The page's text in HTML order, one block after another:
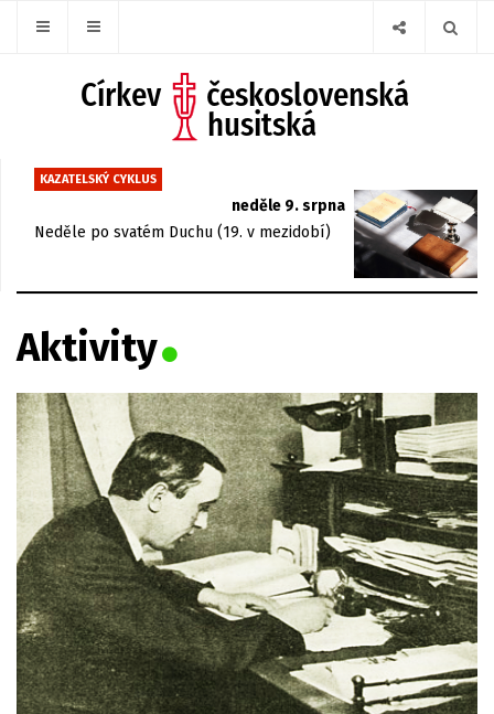
KAZATELSKÝ CYKLUS
neděle 9. srpna
Neděle po svatém Duchu (19. v mezidobí)
Aktivity